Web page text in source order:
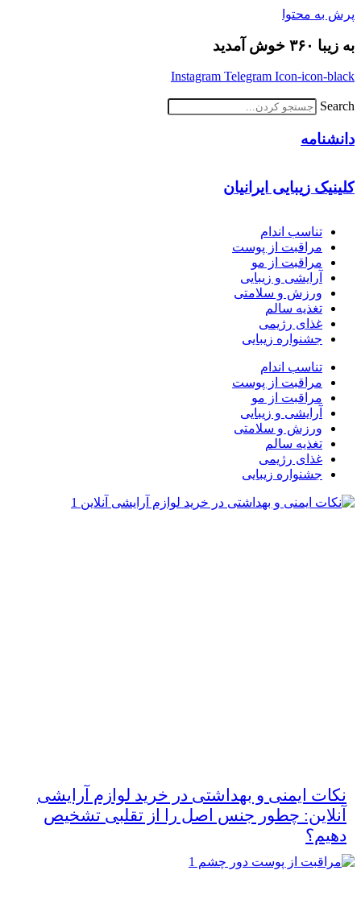
پرش به محتوا
به زیبا ۳۶۰ خوش آمدید
Instagram Telegram Icon-icon-black
Search
دانشنامه
کلینیک زیبایی ایرانیان
تناسب اندام
مراقبت از پوست
مراقبت از مو
آرایشی و زیبایی
ورزش و سلامتی
تغذیه سالم
غذای رژیمی
جشنواره زیبایی
تناسب اندام
مراقبت از پوست
مراقبت از مو
آرایشی و زیبایی
ورزش و سلامتی
تغذیه سالم
غذای رژیمی
جشنواره زیبایی
نکات ایمنی و بهداشتی در خرید لوازم آرایشی
آنلاین: چطور جنس اصل را از تقلبی تشخیص
دهیم؟